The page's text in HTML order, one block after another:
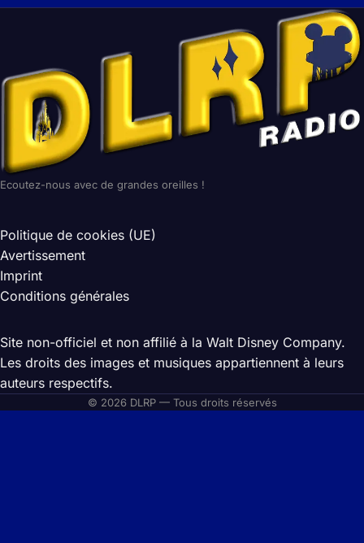
Ecoutez-nous avec de grandes oreilles !
Politique de cookies (UE)
Avertissement
Imprint
Conditions générales
Site non-officiel et non affilié à la Walt Disney Company.
Les droits des images et musiques appartiennent à leurs
auteurs respectifs.
© 2026 DLRP — Tous droits réservés